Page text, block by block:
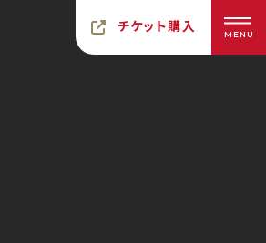
チケット購入 MENU